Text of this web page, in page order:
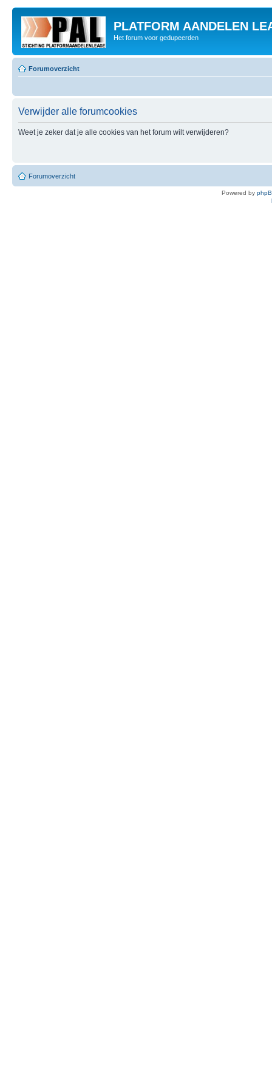
PLATFORM AANDELEN
Het forum voor gedupeerden
Forumoverzicht
Verwijder alle forumcookies
Weet je zeker dat je alle cookies van het forum wilt verwijderen?
Forumoverzicht
Powered by